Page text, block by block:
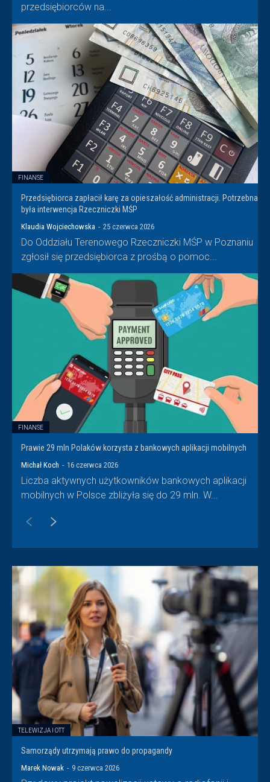
przedsiębiorców na...
FINANSE
Przedsiębiorca zapłacił karę za opieszałość administracji. Potrzebna
była interwencja Rzeczniczki MŚP
Klaudia Wojciechowska - 25 czerwca 2026
Do Oddziału Terenowego Rzeczniczki MŚP w Poznaniu
zgłosił się przedsiębiorca z prośbą o pomoc...
FINANSE
Prawie 29 mln Polaków korzysta z bankowych aplikacji mobilnych
Michał Koch - 16 czerwca 2026
Liczba aktywnych użytkowników bankowych aplikacji
mobilnych w Polsce zbliżyła się do 29 mln. W...
TELEWIZJA I OTT
Samorządy utrzymają prawo do propagandy
Marek Nowak - 9 czerwca 2026